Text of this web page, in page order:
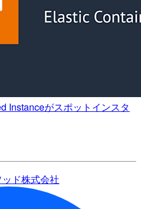
Instanceがスポットインスタ
ド株式会社